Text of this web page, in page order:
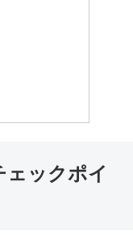
ェックポイ